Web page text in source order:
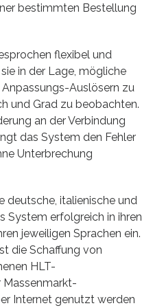
bestimmten Bestellung
flexibel und
in der Lage, mögliche
Auslösern zu
und Grad zu beobachten.
an der Verbindung
das System den Fehler
Unterbrechung
deutsche, italienische und
System erfolgreich in ihren
jeweiligen Sprachen ein.
die Schaffung von
HLT-
Internet genutzt werden